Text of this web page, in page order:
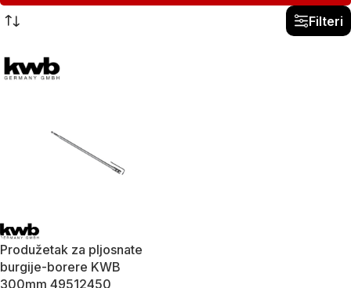
Filteri
Produžetak za pljosnate
burgije-borere KWB
300mm 49512450